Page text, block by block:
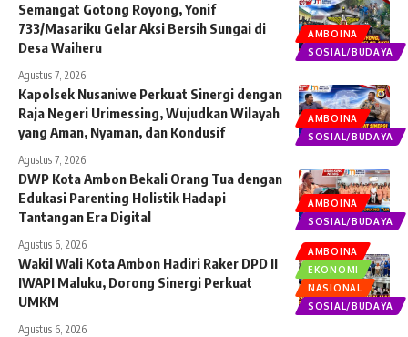
AMBOINA
SOSIAL/BUDAYA
Semangat Gotong Royong, Yonif
733/Masariku Gelar Aksi Bersih Sungai di
Desa Waiheru
Agustus 7, 2026
AMBOINA
SOSIAL/BUDAYA
Kapolsek Nusaniwe Perkuat Sinergi dengan
Raja Negeri Urimessing, Wujudkan Wilayah
yang Aman, Nyaman, dan Kondusif
Agustus 7, 2026
AMBOINA
SOSIAL/BUDAYA
DWP Kota Ambon Bekali Orang Tua dengan
Edukasi Parenting Holistik Hadapi
Tantangan Era Digital
Agustus 6, 2026
AMBOINA
EKONOMI
NASIONAL
SOSIAL/BUDAYA
Wakil Wali Kota Ambon Hadiri Raker DPD II
IWAPI Maluku, Dorong Sinergi Perkuat
UMKM
Agustus 6, 2026